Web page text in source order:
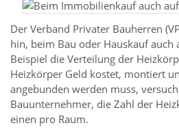
Der Verband Privater Bauherren
hin, beim Bau oder Hauskauf auch
Beispiel die Verteilung der
Heizkörper Geld kostet, montiert
angebunden werden muss,
Bauunternehmer, die Zahl der
einen pro Raum.